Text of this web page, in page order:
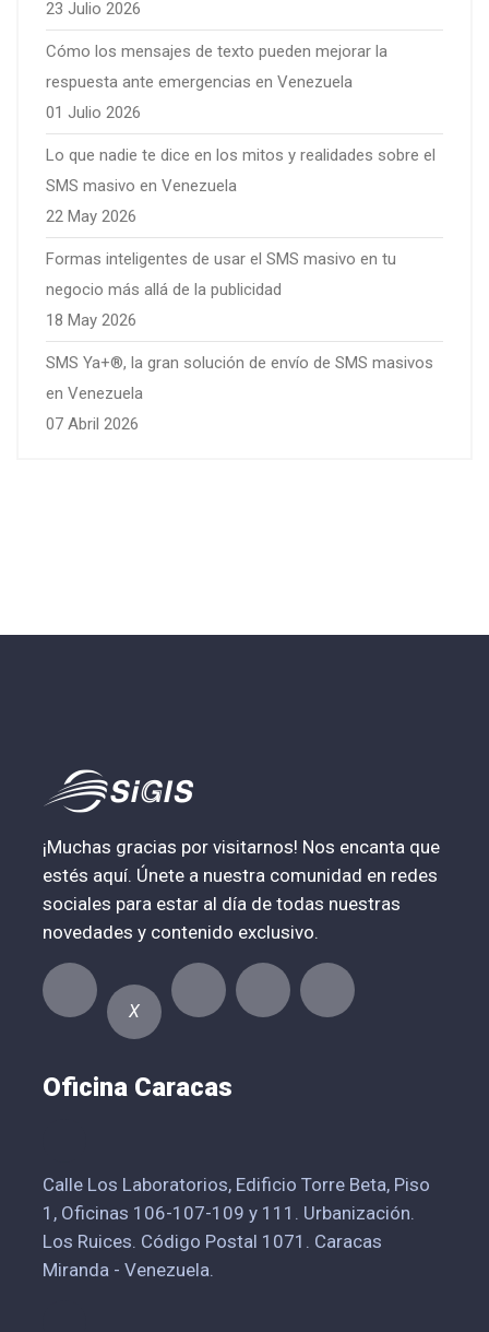
23 Julio 2026
Cómo los mensajes de texto pueden mejorar la
respuesta ante emergencias en Venezuela
01 Julio 2026
Lo que nadie te dice en los mitos y realidades sobre el
SMS masivo en Venezuela
22 May 2026
Formas inteligentes de usar el SMS masivo en tu
negocio más allá de la publicidad
18 May 2026
SMS Ya+®, la gran solución de envío de SMS masivos
en Venezuela
07 Abril 2026
¡Muchas gracias por visitarnos! Nos encanta que
estés aquí. Únete a nuestra comunidad en redes
sociales para estar al día de todas nuestras
novedades y contenido exclusivo.
X
Oficina Caracas
Calle Los Laboratorios, Edificio Torre Beta, Piso
1, Oficinas 106-107-109 y 111. Urbanización.
Los Ruices. Código Postal 1071. Caracas
Miranda - Venezuela.